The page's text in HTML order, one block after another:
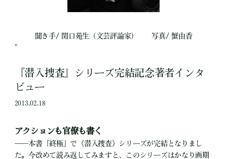
聞き手/ 関口苑生（文芸評論家） 写真/ 蟹由香
"
『潜入捜査』シリーズ完結記念著者インタ
ビュー
2013.02.18
アクションも官僚も書く
――本書『終極』で《潜入捜査》シリーズが完結となりまし
た。今改めて読み返してみますと、このシリーズはかなり画期